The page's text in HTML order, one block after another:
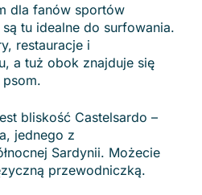
dla fanów sportów
tu idealne do surfowania.
restauracje i
a tuż obok znajduje się
bliskość Castelsardo –
jednego z
Sardynii. Możecie
przewodniczką.